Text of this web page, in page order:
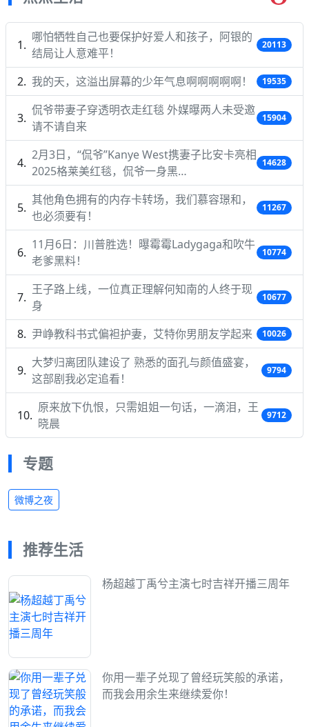
哪怕牺牲自己也要保护好爱人和孩子，阿银的
结局让人意难平！
20113
我的天，这溢出屏幕的少年气息啊啊啊啊啊！ 19535
侃爷带妻子穿透明衣走红毯 外媒曝两人未受邀
请不请自来
15904
2月3日，“侃爷”Kanye West携妻子比安卡亮相
2025格莱美红毯，侃爷一身黑…
14628
其他角色拥有的内存卡转场，我们慕容璟和，
也必须要有！
11267
11月6日：川普胜选！曝霉霉Ladygaga和吹牛
老爹黑料！
10774
王子路上线，一位真正理解何知南的人终于现
身
10677
尹峥教科书式偏袒护妻，艾特你男朋友学起来 10026
大梦归离团队建设了 熟悉的面孔与颜值盛宴，
这部剧我必定追看！
9794
原来放下仇恨，只需姐姐一句话，一滴泪，王
晓晨
9712
专题
微博之夜
推荐生活
杨超越丁禹兮主演七时吉祥开播三周年
你用一辈子兑现了曾经玩笑般的承诺，
而我会用余生来继续爱你！